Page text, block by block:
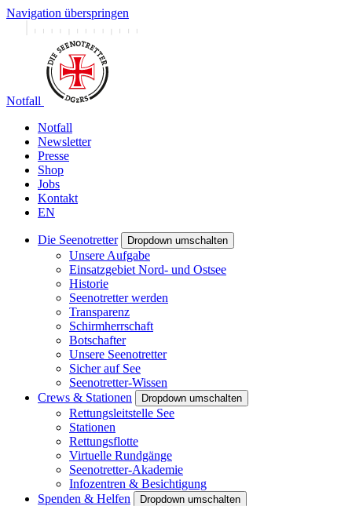
Navigation überspringen
Notfall
Notfall
Newsletter
Presse
Shop
Jobs
Kontakt
EN
Die Seenotretter Dropdown umschalten
Unsere Aufgabe
Einsatzgebiet Nord- und Ostsee
Historie
Seenotretter werden
Transparenz
Schirmherrschaft
Botschafter
Unsere Seenotretter
Sicher auf See
Seenotretter-Wissen
Crews & Stationen
Dropdown umschalten
Rettungsleitstelle See
Stationen
Rettungsflotte
Virtuelle Rundgänge
Seenotretter-Akademie
Infozentren & Besichtigung
Spenden & Helfen
Dropdown umschalten